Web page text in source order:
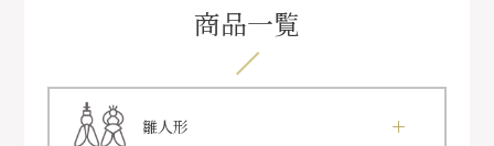
商品一覧
雛人形